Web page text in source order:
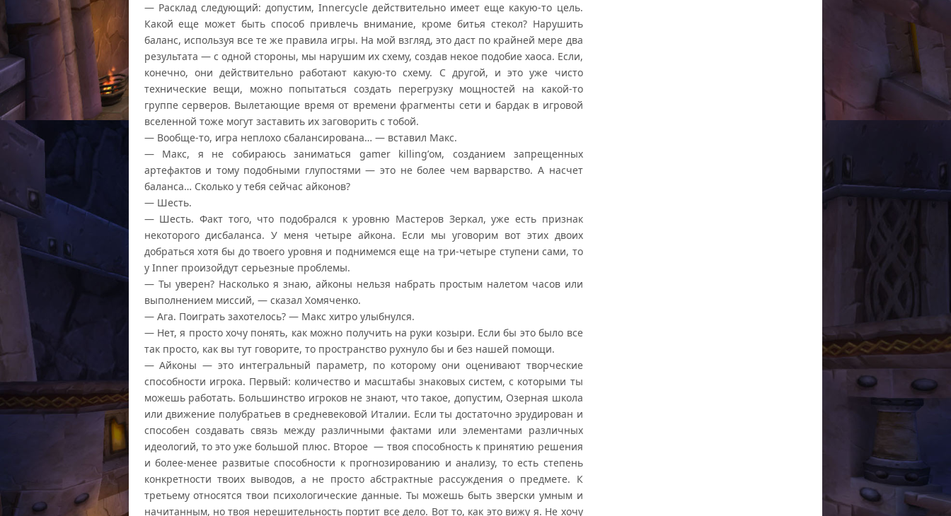
— Расклад следующий: допустим, Innercycle действительно имеет еще какую-то цель.
Какой еще может быть способ привлечь внимание, кроме битья стекол? Нарушить
баланс, используя все те же правила игры. На мой взгляд, это даст по крайней мере два
результата — с одной стороны, мы нарушим их схему, создав некое подобие хаоса. Если,
конечно, они действительно работают какую-то схему. С другой, и это уже чисто
технические вещи, можно попытаться создать перегрузку мощностей на какой-то
группе серверов. Вылетающие время от времени фрагменты сети и бардак в игровой
вселенной тоже могут заставить их заговорить с тобой.
— Вообще-то, игра неплохо сбалансирована… — вставил Макс.
— Макс, я не собираюсь заниматься gamer killing’ом, созданием запрещенных
артефактов и тому подобными глупостями — это не более чем варварство. А насчет
баланса… Сколько у тебя сейчас айконов?
— Шесть.
— Шесть. Факт того, что подобрался к уровню Мастеров Зеркал, уже есть признак
некоторого дисбаланса. У меня четыре айкона. Если мы уговорим вот этих двоих
добраться хотя бы до твоего уровня и поднимемся еще на три-четыре ступени сами, то
у Inner произойдут серьезные проблемы.
— Ты уверен? Насколько я знаю, айконы нельзя набрать простым налетом часов или
выполнением миссий, — сказал Хомяченко.
— Ага. Поиграть захотелось? — Макс хитро улыбнулся.
— Нет, я просто хочу понять, как можно получить на руки козыри. Если бы это было все
так просто, как вы тут говорите, то пространство рухнуло бы и без нашей помощи.
— Айконы — это интегральный параметр, по которому они оценивают творческие
способности игрока. Первый: количество и масштабы знаковых систем, с которыми ты
можешь работать. Большинство игроков не знают, что такое, допустим, Озерная школа
или движение полубратьев в средневековой Италии. Если ты достаточно эрудирован и
способен создавать связь между различными фактами или элементами различных
идеологий, то это уже большой плюс. Второе — твоя способность к принятию решения
и более-менее развитые способности к прогнозированию и анализу, то есть степень
конкретности твоих выводов, а не просто абстрактные рассуждения о предмете. К
третьему относятся твои психологические данные. Ты можешь быть зверски умным и
начитанным, но твоя нерешительность портит все дело. Вот то, как это вижу я. Не хочу